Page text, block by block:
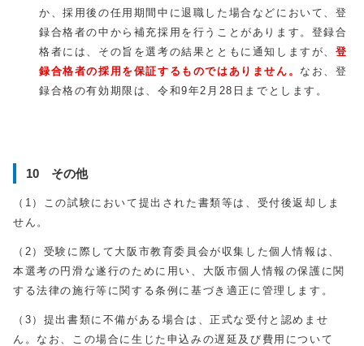
か、採用後の任用期間中に退職した場合などにおいて、登
録合格者の中から補充採用を行うことがあります。登録合
格者には、その旨を選考の結果とともに通知しますが、 登
録合格者の採用を保証するものではありません。 なお、登
録合格の有効期限は、令和9年2月 28 日までとします。
10 その他
（ 1 ）この試験において提出された書類等は、受付後返却しま
せん。
（ 2 ）受験に際して大阪市教育委員会が収集した個人情報は、
本選考の円滑な遂行のために用い、大阪市個人情報の保護に関
する法律の施行等に関する条例に基づき適正に管理します。
（ 3 ）提出書類に不備がある場合は、正式な受付と認めませ
ん。なお、この場合に生じた申込みの遅延及び費用について